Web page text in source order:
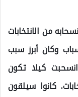
من الانتخابات
وكان أبرز سبب
كيلا تكون
كانوا سيلقون